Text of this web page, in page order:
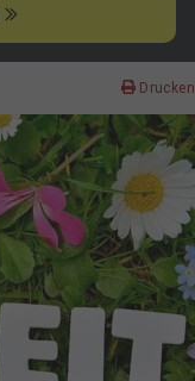
Drucken